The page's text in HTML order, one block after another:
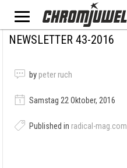
NEWSLETTER 43-2016
by peter ruch
Samstag 22 Oktober, 2016
Published in radical-mag.com